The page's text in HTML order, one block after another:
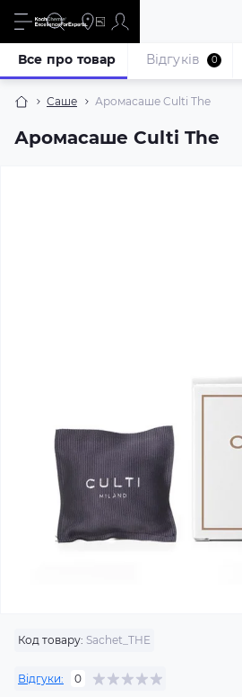
Саше Аромасаше Culti The
Аромасаше Culti The
Все про товар Відгуків 0
Код товару: Sachet_THE
Відгуки: 0